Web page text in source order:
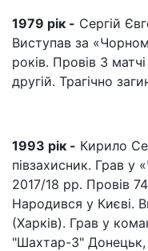
1979 рік - Сергій
Виступав за
років. Провів 3
другій. Трагічно
1993 рік - Кирило
півзахисник. Грав у
2017/18 рр. Провів 74
Народився у Києві.
(Харків). Грав у
"Шахтар-3" Донецьк,